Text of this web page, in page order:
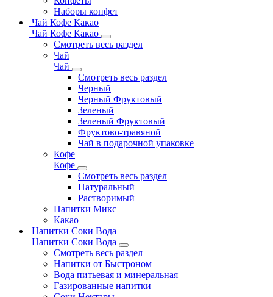
Наборы конфет
Чай Кофе Какао
Чай Кофе Какао
Смотреть весь раздел
Чай
Чай
Смотреть весь раздел
Черный
Черный Фруктовый
Зеленый
Зеленый Фруктовый
Фруктово-травяной
Чай в подарочной упаковке
Кофе
Кофе
Смотреть весь раздел
Натуральный
Растворимый
Напитки Микс
Какао
Напитки Соки Вода
Напитки Соки Вода
Смотреть весь раздел
Напитки от Быстроном
Вода питьевая и минеральная
Газированные напитки